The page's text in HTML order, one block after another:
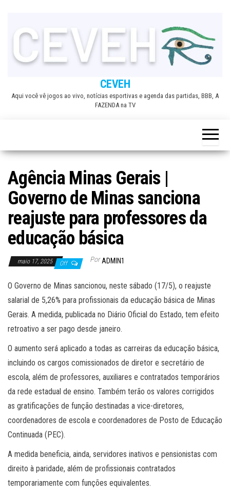
CEVEH
Aqui você vê jogos ao vivo, notícias esportivas e agenda das partidas, BBB, A
FAZENDA na TV
Agência Minas Gerais |
Governo de Minas sanciona
reajuste para professores da
educação básica
maio 17, 2025 Off Por ADMIN1
O Governo de Minas sancionou, neste sábado (17/5), o reajuste
salarial de 5,26% para profissionais da educação básica de Minas
Gerais. A medida, publicada no Diário Oficial do Estado, tem efeito
retroativo a ser pago desde janeiro.
O aumento será aplicado a todas as carreiras da educação básica,
incluindo os cargos comissionados de diretor e secretário de
escola, além de professores, auxiliares e contratados temporários
da rede estadual de ensino. Também terão os valores corrigidos
as gratificações de função destinadas a vice-diretores,
coordenadores de escola e coordenadores de Posto de Educação
Continuada (PEC).
A medida beneficia, ainda, servidores inativos e pensionistas com
direito à paridade, além de profissionais contratados
temporariamente com funções equivalentes.